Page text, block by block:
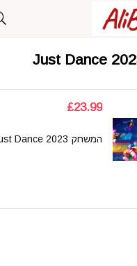
£23.99
המשחק Just Dance 2023 ל Xbox